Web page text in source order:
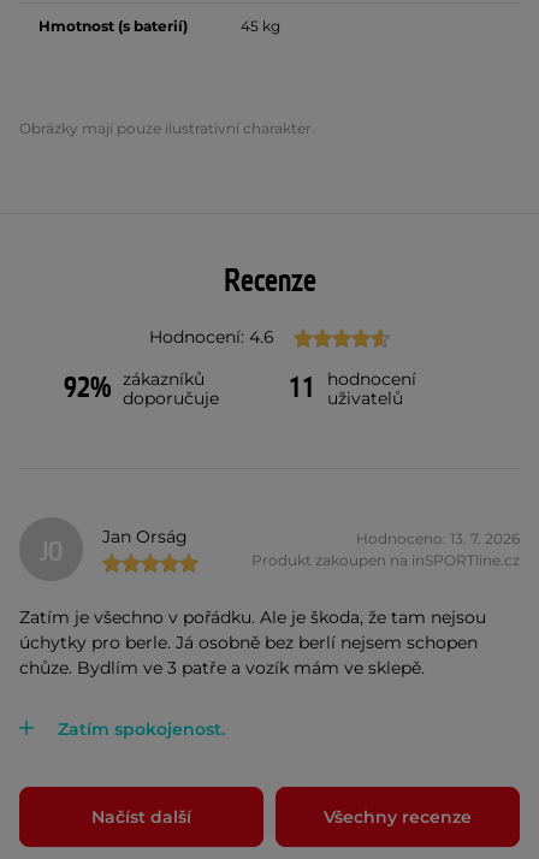
Hmotnost (s baterií) 45 kg
Obrázky mají pouze ilustrativní charakter.
Recenze
Hodnocení: 4.6
92% zákazníků
doporučuje
11
hodnocení
uživatelů
JO Jan Orság
Hodnoceno: 13. 7. 2026
Produkt zakoupen na inSPORTline.cz
Zatím je všechno v pořádku. Ale je škoda, že tam nejsou
úchytky pro berle. Já osobně bez berlí nejsem schopen
chůze. Bydlím ve 3 patře a vozík mám ve sklepě.
Zatím spokojenost.
Načíst další Všechny recenze